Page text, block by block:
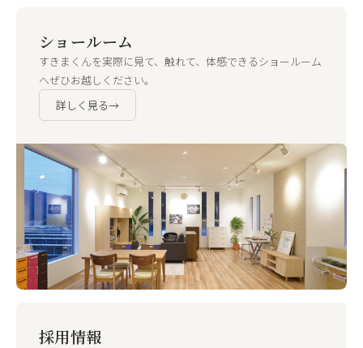
ショールーム
すきまくんを実際に見て、触れて、体感できるショールーム
へぜひお越しください。
詳しく見る→
採用情報